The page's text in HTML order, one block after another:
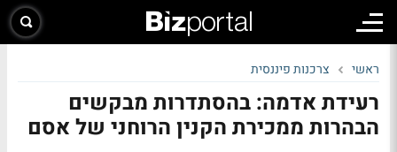
ראשי צרכנות פיננסית
רעידת אדמה: בהסתדרות מבקשים
הבהרות ממכירת הקנין הרוחני של אסם